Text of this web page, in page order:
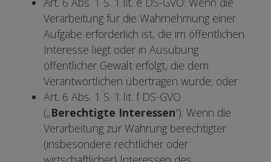
Verarbeitung für die Wahrnehmung einer
Aufgabe erforderlich ist, die im öffentlichen
Interesse liegt oder in Ausübung
öffentlicher Gewalt erfolgt, die dem
Verantwortlichen übertragen wurde; oder
Art. 6 Abs. 1 S. 1 lit. f DS-GVO
(„Berechtigte Interessen“): Wenn die
Verarbeitung zur Wahrung berechtigter
(insbesondere rechtlicher oder